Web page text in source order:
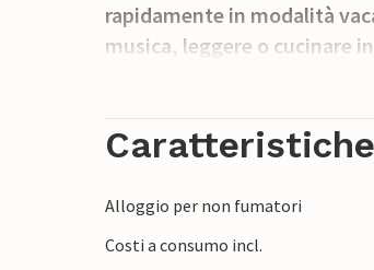
rapidamente in modalità
musica, leggere o cucinare
Iniziate la giornata nel
aromatizzato. Utilizzate la
Caratteristiche
Alloggio per non fumatori
Costi a consumo incl.